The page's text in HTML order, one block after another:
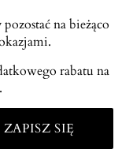
na bieżąco
rabatu na